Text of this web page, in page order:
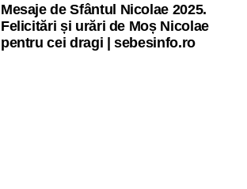
Mesaje de Sfântul Nicolae 2025.
Felicitări și urări de Moș Nicolae
pentru cei dragi | sebesinfo.ro